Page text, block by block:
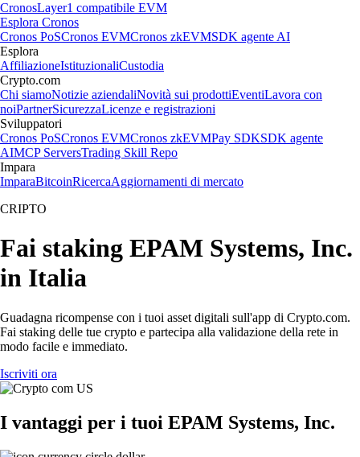
CronosLayer1 compatibile EVM
Esplora Cronos
Cronos PoSCronos EVMCronos zkEVMSDK agente AI
Esplora
AffiliazioneIstituzionaliCustodia
Crypto.com
Chi siamoNotizie aziendaliNovità sui prodottiEventiLavora con
noiPartnerSicurezzaLicenze e registrazioni
Sviluppatori
Cronos PoSCronos EVMCronos zkEVMPay SDKSDK agente
AIMCP ServersTrading Skill Repo
Impara
ImparaBitcoinRicercaAggiornamenti di mercato
CRIPTO
Fai staking EPAM Systems, Inc.
in Italia
Guadagna ricompense con i tuoi asset digitali sull'app di Crypto.com.
Fai staking delle tue crypto e partecipa alla validazione della rete in
modo facile e immediato.
Iscriviti ora
I vantaggi per i tuoi EPAM Systems, Inc.